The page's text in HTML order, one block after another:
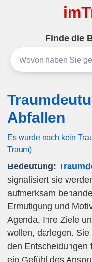
Finde die
Abfallen
Es wurde noch kein
Traum)
Bedeutung:
signalisiert sie
aufmerksam
Ermutigung und
Agenda, Ihre Ziele
wollen, darlegen.
den Entscheidungen
ein Gefühl des